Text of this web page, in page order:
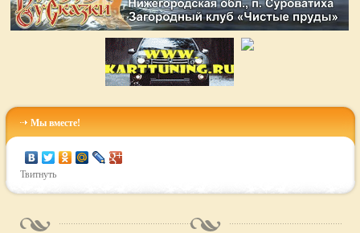
Мы вместе!
Твитнуть